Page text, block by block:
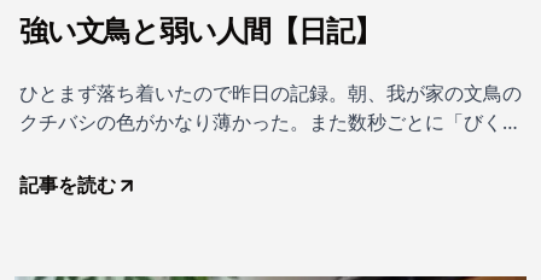
強い文鳥と弱い人間【日記】
ひとまず落ち着いたので昨日の記録。朝、我が家の文鳥の
クチバシの色がかなり薄かった。また数秒ごとに「びく
弱ってそれもできず。先日受信した病院は今週いっぱい休
記事を読む